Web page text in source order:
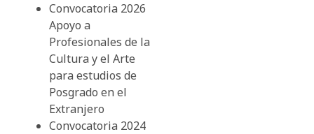
Convocatoria 2026
Apoyo a
Profesionales de la
Cultura y el Arte
para estudios de
Posgrado en el
Extranjero
Convocatoria 2024